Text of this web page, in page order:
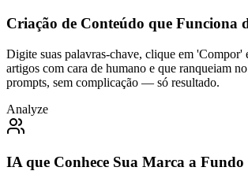
Criação de Conteúdo que Funciona
Digite suas palavras-chave, clique em 'Compor'
artigos com cara de humano e que ranqueiam
prompts, sem complicação — só resultado.
Analyze
IA que Conhece Sua Marca a Fundo